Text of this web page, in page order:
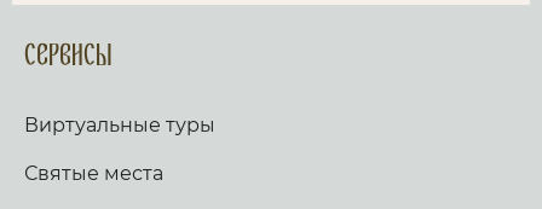
Сервисы
Виртуальные туры
Святые места